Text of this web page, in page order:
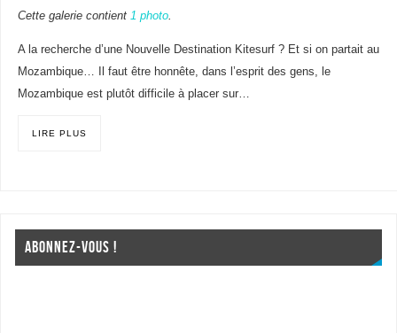
Cette galerie contient 1 photo.
A la recherche d’une Nouvelle Destination Kitesurf ? Et si on partait au
Mozambique… Il faut être honnête, dans l’esprit des gens, le
Mozambique est plutôt difficile à placer sur…
LIRE PLUS
ABONNEZ-VOUS !